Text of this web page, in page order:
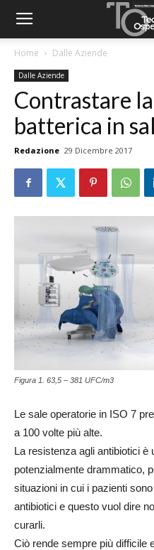
Home Dalle Aziende
Dalle Aziende
Contrastare
batterica in
Redazione 29 Dicembre 2017
Figura 1. 63,5 – 381 UFC/m3
Le sale operatorie in ISO 7
a 100 volte più alte.
La resistenza agli antibiotici è
potenzialmente drammatico,
situazioni in cui i pazienti
antibiotici e questo vuol dire
curarli.
Ciò rende sempre più difficile